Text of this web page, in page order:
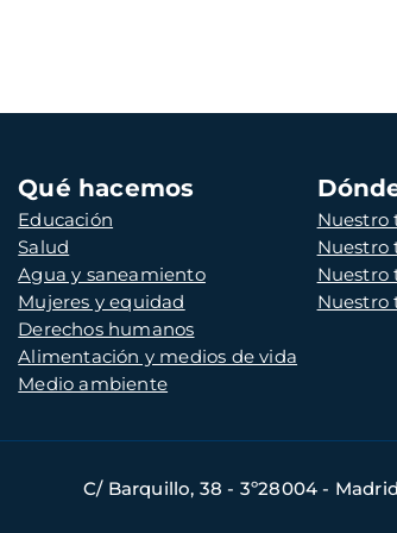
Qué hacemos
Educación
Salud
Agua y saneamiento
Mujeres y equidad
Derechos humanos
Alimentación y medios de vida
Medio ambiente
Nuestro
Nuestro
Nuestro
Nuestro
C/ Barquillo, 38 - 3º28004 -